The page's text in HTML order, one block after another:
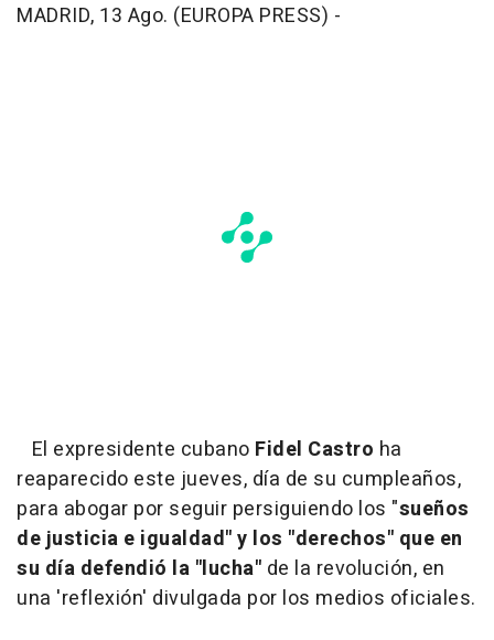
MADRID, 13 Ago. (EUROPA PRESS) -
El expresidente cubano Fidel Castro ha
reaparecido este jueves, día de su cumpleaños,
para abogar por seguir persiguiendo los "sueños
de justicia e igualdad" y los "derechos" que en
su día defendió la "lucha" de la revolución, en
una 'reflexión' divulgada por los medios oficiales.